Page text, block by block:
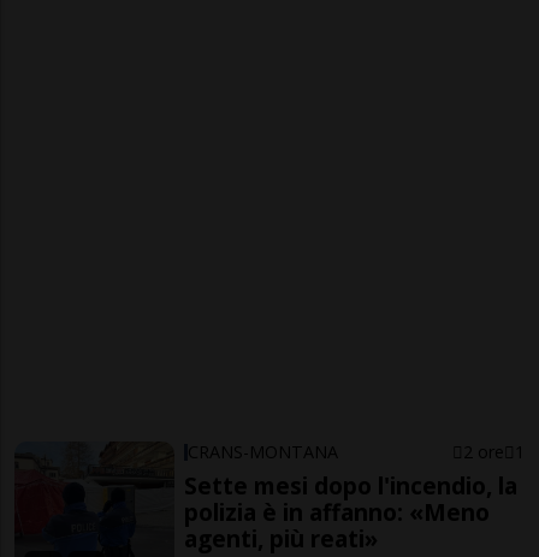
CRANS-MONTANA 2 ore 1
Sette mesi dopo l'incendio, la
polizia è in affanno: «Meno
agenti, più reati»